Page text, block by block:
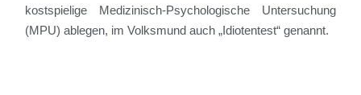
kostspielige Medizinisch-Psychologische Untersuchung
(MPU) ablegen, im Volksmund auch „Idiotentest“ genannt.